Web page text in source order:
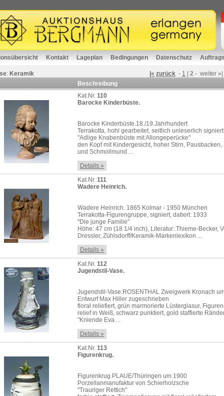
Kontakt Lageplan Bedingungen Datenschutz
: Keramik |« zurück - 1 2 - weiter »|
Beschreibung
Kat.Nr. 110
Barocke Kinderbüste.
Barocke Kinderbüste.18./19.Jahrhundert
Terrakotta, hohl gearbeitet, seitlich unleserlich signiert
"Adlige Knabenbüste mit Allongeperücke"
den Kopf mit Kindergesicht, hoher Stirn, Pausbacken,
und Schmollmund ...
Details »
Kat.Nr. 111
Wadere Heinrich.
Wadere Heinrich. 1865 Kolmar - 1950 München
Terrakotta-Figurengruppe, signiert, datiert: 1933
"Die junge Familie"
Höhe: 47 cm (18 1/4 inch), Literatur: Thieme-Becker,
Dressler, Zühlsdorff/Keramik-Markenlexikon ...
Details »
Kat.Nr. 112
Jugendstil-Vase.
Jugendstil-Vase.ROSENTHAL Zweigwerk Kronach
Entwurf Max Hiller zugeschrieben
floral reliefiert, grün marmorierte Lüsterglasur,
relief in Weiß, schwarz punktiert, gold staffierte
"Kniende Eva ...
Details »
Kat.Nr. 113
Figurenkrug.
Figurenkrug.PLAUE/Thüringen um 1900
Porzellanmanufaktur von Schierholzsche
"Trauriger Rettich"